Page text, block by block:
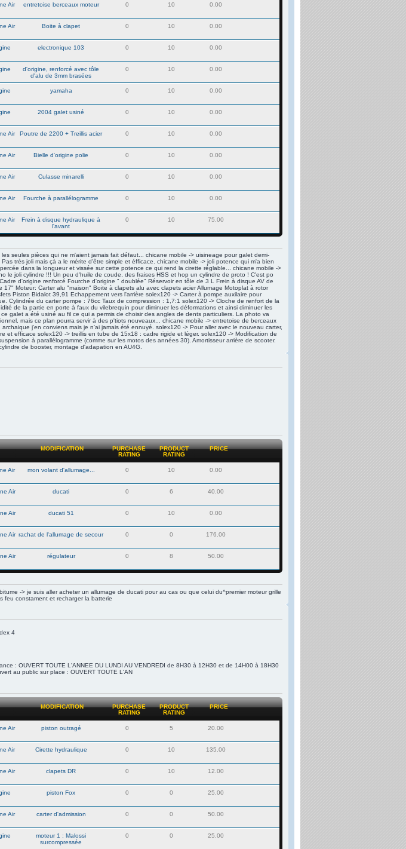
Air
entretoise berceaux moteur 0 10 0.00
Air
Boite à clapet 0 10 0.00
electronique 103 0 10 0.00
d'origine, renforcé avec tôle
d'alu de 3mm brasées
0 10 0.00
yamaha 0 10 0.00
2004 galet usiné 0 10 0.00
Air
Poutre de 2200 + Treillis acier 0 10 0.00
Air
Bielle d'origine polie 0 10 0.00
Air
Culasse minarelli 0 10 0.00
Air
Fourche à parallélogramme 0 10 0.00
Air
Frein à disque hydraulique à
l'avant
0 10 75.00
seules pièces qui ne m'aient jamais fait défaut... chicane mobile -> uisineage pour galet demi-
très joli mais çà a le mérite d'être simple et éfficace. chicane mobile -> joli potence qui m'a bien
dans la longueur et vissée sur cette potence ce qui rend la cirette réglable... chicane mobile ->
le joli cylindre !!! Un peu d'huile de coude, des fraises HSS et hop un cylindre de proto ! C'est po
d'origine renforcé Fourche d'origine " doublée" Réservoir en tôle de 3 L Frein à disque AV de
Moteur: Carter alu "maison" Boite à clapets alu avec clapets acier Allumage Motoplat à rotor
Piston Bidalot 39,91 Echappement vers l'arrière solex120 -> Carter à pompe auxilaire pour
Cylindrée du carter pompe : 76cc Taux de compression : 1,7:1 solex120 -> Cloche de renfort de la
de la partie en porte à faux du vilebrequin pour diminuer les déformations et ainsi diminuer les
galet a été usiné au fil ce qui a permis de choisir des angles de dents particuliers. La photo va
mais ce plan pourra servir à des p'tiots nouveaux... chicane mobile -> entretoise de berceaux
j'en conviens mais je n'ai jamais été ennuyé. solex120 -> Pour aller avec le nouveau carter,
et efficace solex120 -> treillis en tube de 15x18 : cadre rigide et léger. solex120 -> Modification de
à parallélogramme (comme sur les motos des années 30). Amortisseur arrière de scooter.
de booster, montage d'adapation en AU4G.
MODIFICATION
PURCHASE
RATING
PRODUCT
RATING
PRICE
Air
mon volant d'allumage... 0 10 0.00
Air
ducati 0 6 40.00
Air
ducati 51 0 10 0.00
Air rachat de l'allumage de secour 0 0 176.00
Air
régulateur 0 8 50.00
-> je suis aller acheter un allumage de ducati pour au cas ou que celui du^premier moteur grille
feu constament et recharger la batterie
4
: OUVERT TOUTE L'ANNEE DU LUNDI AU VENDREDI de 8H30 à 12H30 et de 14H00 à 18H30
au public sur place : OUVERT TOUTE L'AN
MODIFICATION
PURCHASE
RATING
PRODUCT
RATING
PRICE
Air
piston outragé 0 5 20.00
Air
Cirette hydraulique 0 10 135.00
Air
clapets DR 0 10 12.00
piston Fox 0 0 25.00
Air
carter d'admission 0 0 50.00
moteur 1 : Malossi
surcompressée
0 0 25.00